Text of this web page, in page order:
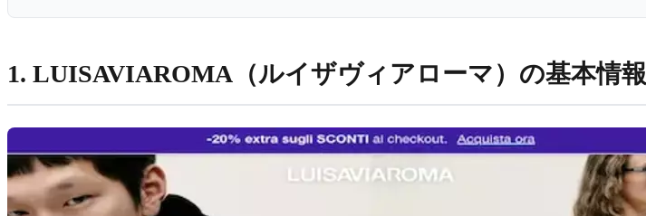
1. LUISAVIAROMA（ルイザヴィアローマ）の基本情報